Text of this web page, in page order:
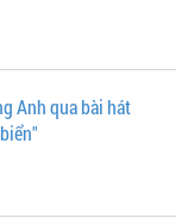
Anh qua bài hát